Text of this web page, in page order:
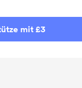
mit £3